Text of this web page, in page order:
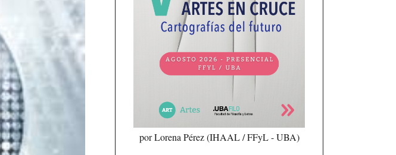
por Lorena Pérez (IHAAL / FFyL - UBA)